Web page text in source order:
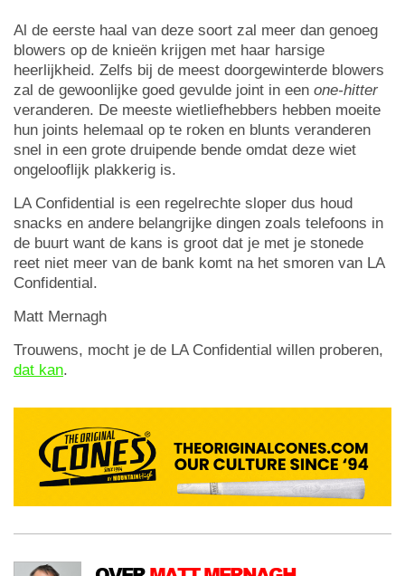
Al de eerste haal van deze soort zal meer dan genoeg
blowers op de knieën krijgen met haar harsige
heerlijkheid. Zelfs bij de meest doorgewinterde blowers
zal de gewoonlijke goed gevulde joint in een one-hitter
veranderen. De meeste wietliefhebbers hebben moeite
hun joints helemaal op te roken en blunts veranderen
snel in een grote druipende bende omdat deze wiet
ongelooflijk plakkerig is.
LA Confidential is een regelrechte sloper dus houd
snacks en andere belangrijke dingen zoals telefoons in
de buurt want de kans is groot dat je met je stonede
reet niet meer van de bank komt na het smoren van LA
Confidential.
Matt Mernagh
Trouwens, mocht je de LA Confidential willen proberen,
dat kan.